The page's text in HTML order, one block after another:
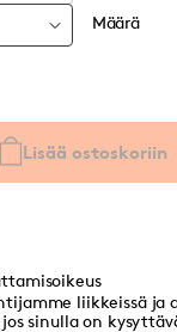
Määrä
Lisää ostoskoriin
liikkeissä ja
sinulla on